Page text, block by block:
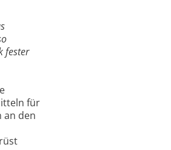
fester
für
an den